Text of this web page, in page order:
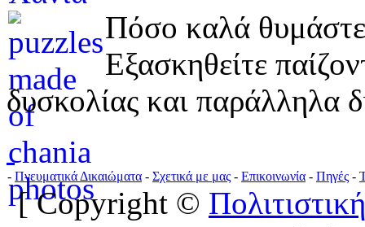
Πόσο καλά
Εξασκηθείτε
δυσκολίας και παράλληλα
- Πνευματικά Δικαιώματα - Σχετικά με μας - Επικοινωνία - Πηγές -
[ Copyright ©